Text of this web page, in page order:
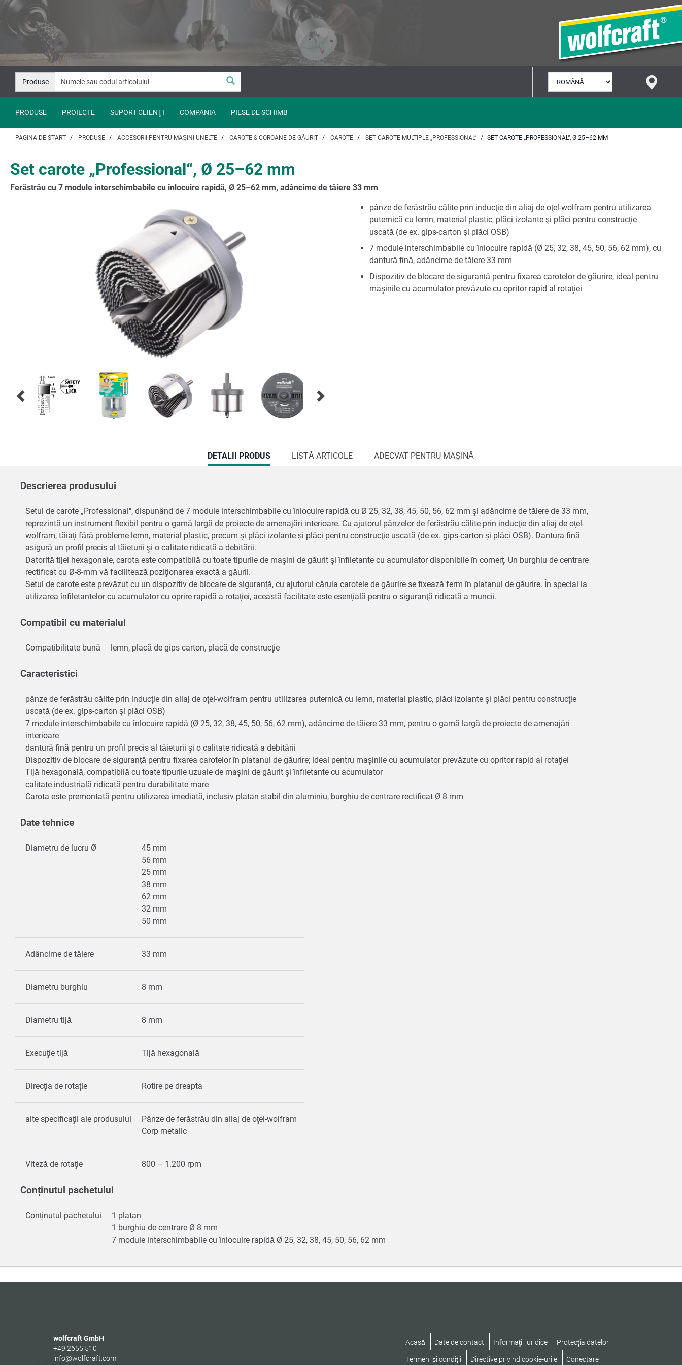
Salt
conținut
Salt
navigare
Produse
SELECTARE
LIMBĂ
PRODUSE PROIECTE SUPORT CLIENŢI COMPANIA PIESE DE SCHIMB
PAGINA DE START PRODUSE ACCESORII PENTRU MAŞINI UNELTE CAROTE & COROANE DE GĂURIT CAROTE SET CAROTE MULTIPLE „PROFESSIONAL” SET CAROTE „PROFESSIONAL“, Ø 25–62 MM
Set carote „Professional“, Ø 25–62 mm
Ferăstrău cu 7 module interschimbabile cu înlocuire rapidă, Ø 25–62 mm, adâncime de tăiere 33 mm
pânze de ferăstrău călite prin inducţie din aliaj de oţel-wolfram pentru utilizarea
puternică cu lemn, material plastic, plăci izolante şi plăci pentru construcţie
uscată (de ex. gips-carton și plăci OSB)
7 module interschimbabile cu înlocuire rapidă (Ø 25, 32, 38, 45, 50, 56, 62 mm), cu
dantură fină, adâncime de tăiere 33 mm
Dispozitiv de blocare de siguranță pentru fixarea carotelor de găurire, ideal pentru
maşinile cu acumulator prevăzute cu opritor rapid al rotaţiei
CURRENT
TAB:
DETALII PRODUS LISTĂ ARTICOLE ADECVAT PENTRU MAȘINĂ
Descrierea produsului
Setul de carote „Professional", dispunând de 7 module interschimbabile cu înlocuire rapidă cu Ø 25, 32, 38, 45, 50, 56, 62 mm şi adâncime de tăiere de 33 mm,
reprezintă un instrument flexibil pentru o gamă largă de proiecte de amenajări interioare. Cu ajutorul pânzelor de ferăstrău călite prin inducţie din aliaj de oţel-
wolfram, tăiaţi fără probleme lemn, material plastic, precum şi plăci izolante și plăci pentru construcţie uscată (de ex. gips-carton și plăci OSB). Dantura fină
asigură un profil precis al tăieturii şi o calitate ridicată a debitării.
Datorită tijei hexagonale, carota este compatibilă cu toate tipurile de maşini de găurit şi înfiletante cu acumulator disponibile în comerţ. Un burghiu de centrare
rectificat cu Ø-8-mm vă facilitează poziţionarea exactă a găurii.
Setul de carote este prevăzut cu un dispozitiv de blocare de siguranță, cu ajutorul căruia carotele de găurire se fixează ferm în platanul de găurire. În special la
utilizarea înfiletantelor cu acumulator cu oprire rapidă a rotaţiei, această facilitate este esenţială pentru o siguranţă ridicată a muncii.
Compatibil cu materialul
Compatibilitate bună lemn, placă de gips carton, placă de construcţie
Caracteristici
pânze de ferăstrău călite prin inducţie din aliaj de oţel-wolfram pentru utilizarea puternică cu lemn, material plastic, plăci izolante şi plăci pentru construcţie
uscată (de ex. gips-carton și plăci OSB)
7 module interschimbabile cu înlocuire rapidă (Ø 25, 32, 38, 45, 50, 56, 62 mm), adâncime de tăiere 33 mm, pentru o gamă largă de proiecte de amenajări
interioare
dantură fină pentru un profil precis al tăieturii şi o calitate ridicată a debitării
Dispozitiv de blocare de siguranță pentru fixarea carotelor în platanul de găurire; ideal pentru maşinile cu acumulator prevăzute cu opritor rapid al rotaţiei
Tijă hexagonală, compatibilă cu toate tipurile uzuale de maşini de găurit şi înfiletante cu acumulator
calitate industrială ridicată pentru durabilitate mare
Carota este premontată pentru utilizarea imediată, inclusiv platan stabil din aluminiu, burghiu de centrare rectificat Ø 8 mm
Date tehnice
Diametru de lucru Ø
45 mm
56 mm
25 mm
38 mm
62 mm
32 mm
50 mm
Adâncime de tăiere 33 mm
Diametru burghiu 8 mm
Diametru tijă 8 mm
Execuţie tijă Tijă hexagonală
Direcţia de rotaţie Rotire pe dreapta
alte specificaţii ale produsului
Pânze de ferăstrău din aliaj de oţel-wolfram
Corp metalic
Viteză de rotaţie 800 – 1.200 rpm
Conținutul pachetului
Conținutul pachetului
1 platan
1 burghiu de centrare Ø 8 mm
7 module interschimbabile cu înlocuire rapidă Ø 25, 32, 38, 45, 50, 56, 62 mm
wolfcraft GmbH
+49 2655 510
info@wolfcraft.com
Acasă Date de contact Informaţii juridice Protecţia datelor
Termeni și condiții Directive privind cookie-urile Conectare